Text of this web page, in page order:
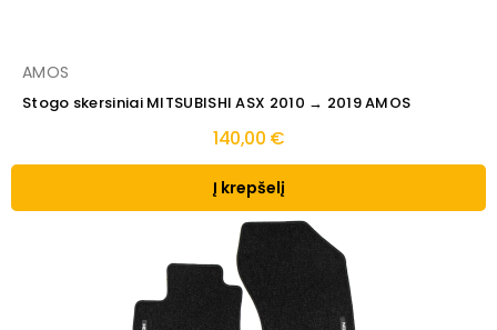
AMOS
Stogo skersiniai MITSUBISHI ASX 2010 → 2019 AMOS
140,00 €
Į krepšelį